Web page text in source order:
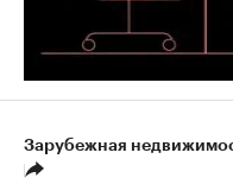
Зарубежная